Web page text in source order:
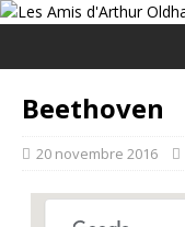
Beethoven
20 novembre 2016